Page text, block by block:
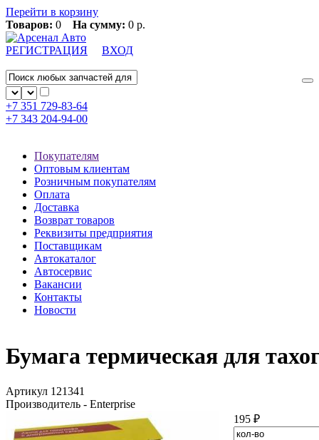
Перейти в корзину
Товаров: 0 На сумму: 0 р.
РЕГИСТРАЦИЯ ВХОД
+7 351 729-83-64
+7 343 204-94-00
Покупателям
Оптовым клиентам
Розничным покупателям
Оплата
Доставка
Возврат товаров
Реквизиты предприятия
Поставщикам
Автокаталог
Автосервис
Вакансии
Контакты
Новости
Бумага термическая для
Артикул 121341
Производитель - Enterprise
195 ₽